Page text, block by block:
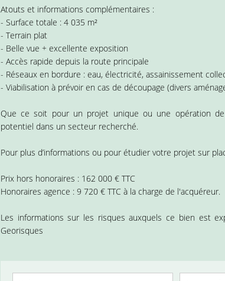
Atouts et informations complémentaires :
- Surface totale : 4 035 m²
- Terrain plat
- Belle vue + excellente exposition
- Accès rapide depuis la route principale
- Réseaux en bordure : eau, électricité, assainissement
- Viabilisation à prévoir en cas de découpage (divers
Que ce soit pour un projet unique ou une opération
potentiel dans un secteur recherché.
Pour plus d’informations ou pour étudier votre projet sur
Prix hors honoraires : 162 000 € TTC
Honoraires agence : 9 720 € TTC à la charge de l'acquéreur.
Les informations sur les risques auxquels ce bien est
Georisques